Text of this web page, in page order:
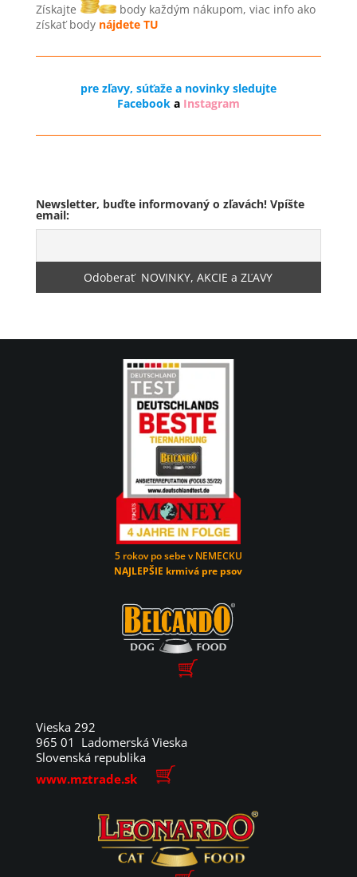
Získajte
body každým nákupom, viac info ako
získať body nájdete TU
pre zľavy, súťaže a novinky sledujte
Facebook a Instagram
Newsletter, buďte informovaný o zľavách! Vpíšte
email:
5 rokov po sebe v NEMECKU
NAJLEPŠIE krmivá pre psov
Vieska 292
965 01 Ladomerská Vieska
Slovenská republika
www.mztrade.sk